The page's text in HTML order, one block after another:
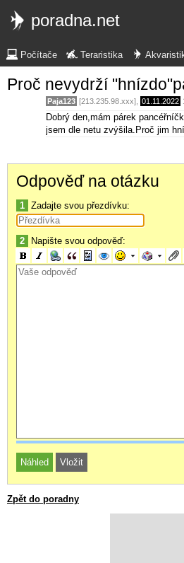
poradna.net
Počítače Teraristika
Proč nevydrží
Paja123 [213.235.98.xxx], 01.11.2022
Dobrý den,mám párek
jsem dle netu zvýšila.Proč jim
Odpověď na otázku
1 Zadajte svou přezdívku:
2 Napište svou odpověď:
Zpět do poradny